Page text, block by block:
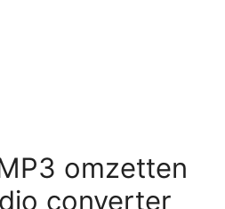
omzetten
converter